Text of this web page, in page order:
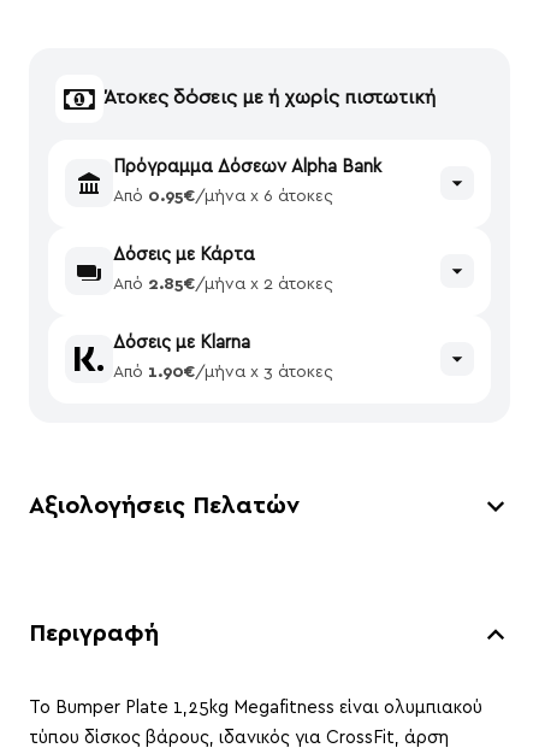
Άτοκες δόσεις με ή χωρίς πιστωτική
Πρόγραμμα Δόσεων Alpha Bank
Από 0.95€/μήνα x 6 άτοκες
Δόσεις με Κάρτα
Από 2.85€/μήνα x 2 άτοκες
Δόσεις με Klarna
Από 1.90€/μήνα x 3 άτοκες
Αξιολογήσεις Πελατών
Περιγραφή
Το Bumper Plate 1,25kg Megafitness είναι ολυμπιακού
τύπου δίσκος βάρους, ιδανικός για CrossFit, άρση